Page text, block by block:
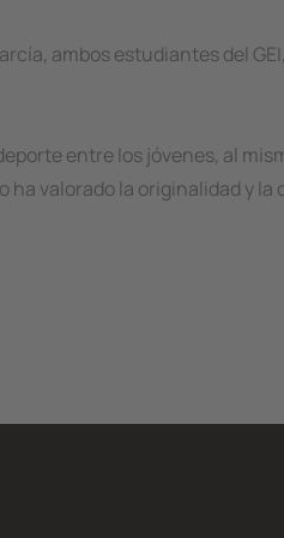
ambos estudiantes del
entre los jóvenes, al
ha valorado la originalidad y la